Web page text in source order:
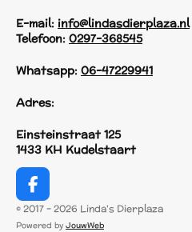
E-mail: info@lindasdierplaza.nl
Telefoon: 0297-368545
Whatsapp: 06-47229941
Adres:
Einsteinstraat 125
1433 KH Kudelstaart
F
a
c
© 2017 - 2026 Linda's Dierplaza
Powered by JouwWeb